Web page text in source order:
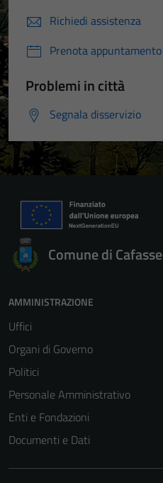
Richiedi assistenza
Prenota appuntamento
Problemi in città
Segnala disservizio
Comune di Cafasse
AMMINISTRAZIONE
Uffici
Organi di Governo
Politici
Personale Amministrativo
Enti e Fondazioni
Documenti e Dati